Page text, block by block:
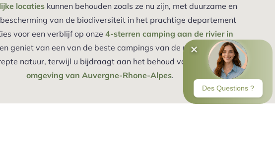
locaties kunnen behouden zoals ze nu zijn, met duurzame en
van de biodiversiteit in het prachtige departement
voor een verblijf op onze 4-sterren camping aan de rivier in
en geniet van een van de beste campings van de regio midden in
natuur, terwijl u bijdraagt aan het behoud van deze unieke
omgeving van Auvergne-Rhone-Alpes.